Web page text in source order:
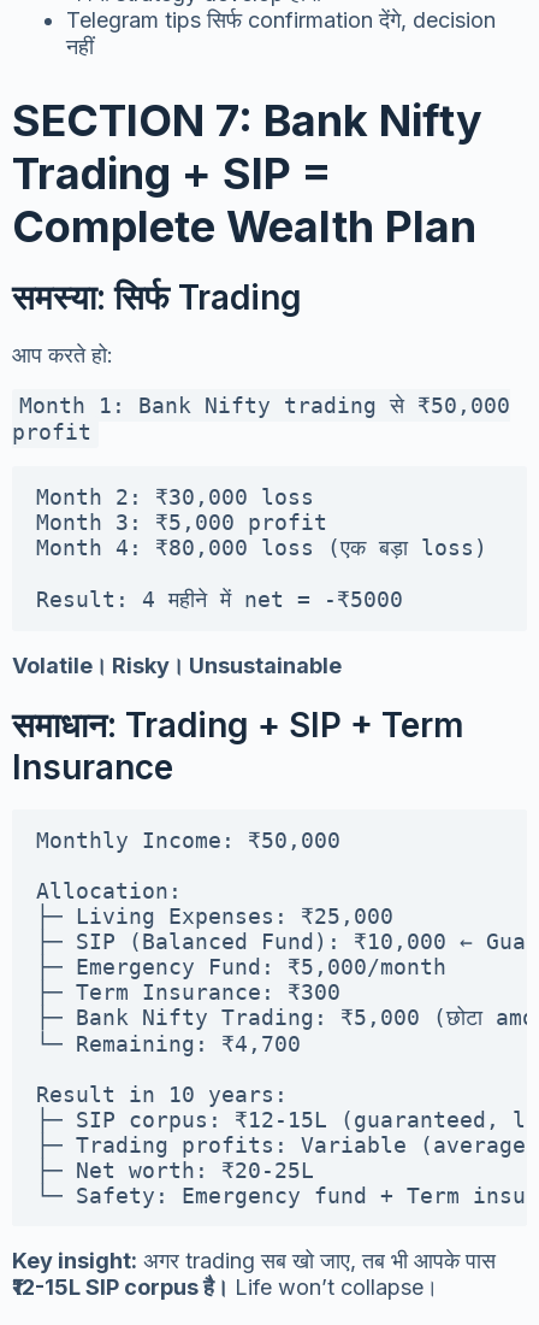
Telegram tips सिर्फ confirmation देंगे, decision
नहीं
SECTION 7: Bank Nifty
Trading + SIP =
Complete Wealth Plan
समस्या: सिर्फ Trading
आप करते हो:
Month 1: Bank Nifty trading से ₹50,000
profit
Month 2: ₹30,000 loss
Month 3: ₹5,000 profit
Month 4: ₹80,000 loss (एक बड़ा loss)
Result: 4 महीने में net = -₹5000
Volatile। Risky। Unsustainable
समाधान: Trading + SIP + Term
Insurance
Monthly Income: ₹50,000
Allocation:
├─ Living Expenses: ₹25,000
├─ SIP (Balanced Fund): ₹10,000 ←
├─ Emergency Fund: ₹5,000/month
├─ Term Insurance: ₹300
├─ Bank Nifty Trading: ₹5,000 (छोटा
└─ Remaining: ₹4,700
Result in 10 years:
├─ SIP corpus: ₹12-15L (guaranteed,
├─ Trading profits: Variable (average
├─ Net worth: ₹20-25L
└─ Safety: Emergency fund + Term
Key insight: अगर trading सब खो जाए, तब भी आपके पास
₹12-15L SIP corpus है। Life won’t collapse।